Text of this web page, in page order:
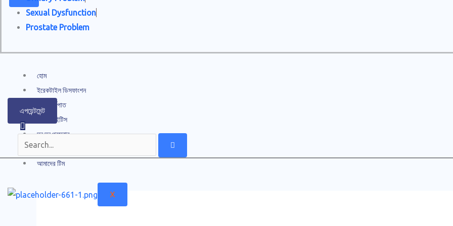
Sexual Dysfunction
Prostate Problem
হোম
ইরেকটাইল ডিসফাংশন
দ্রুত বীর্যপাত
প্রস্টেটাইটিস
ঘন ঘন প্রস্রাব
ক্রনিক পেলভিক পেইন
আমাদের টিম
X
এপয়েন্টমেন্ট